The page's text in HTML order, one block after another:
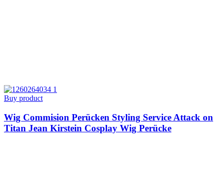
Buy product
Wig Commision Perücken Styling Service Attack on
Titan Jean Kirstein Cosplay Wig Perücke